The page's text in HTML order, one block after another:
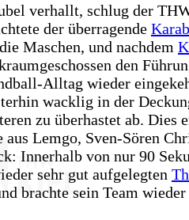
verhallt, schlug der
der überragende
Maschen, und nachdem
den
Alltag wieder
wacklig in der
zu überhastet ab. Dies
Lemgo, Sven-Sören
Innerhalb von nur 90
sehr gut aufgelegten
brachte sein Team